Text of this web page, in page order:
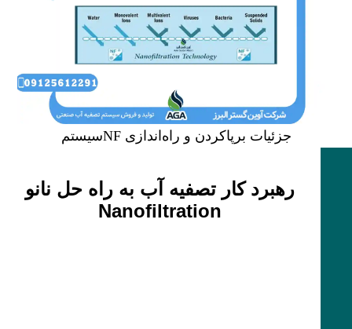
جزئیات برپاکردن و راه‌اندازی NFسیستم
رهبرد کار تصفیه آب به راه حل نانو
Nanofiltration